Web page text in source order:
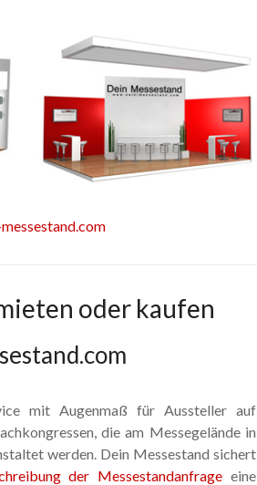
oder kaufen
mit Augenmaß für Aussteller auf
die am Messegelände in
werden. Dein Messestand sichert
der Messestandanfrage eine